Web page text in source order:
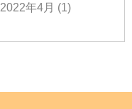
2022年4月 (1)